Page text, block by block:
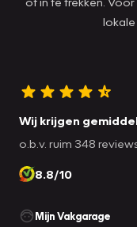
Wij krijgen
o.b.v. ruim 348
8.8/10
Mijn Vakgarage